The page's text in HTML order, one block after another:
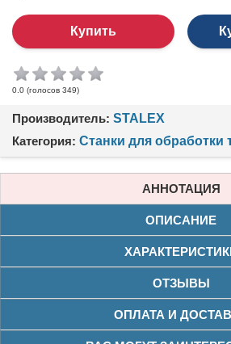
0.0 (голосов 349)
Производитель: STALEX
Категория: Станки для обработки
АННОТАЦИЯ
ОПИСАНИЕ
ОТЗЫВЫ
ОПЛАТА И